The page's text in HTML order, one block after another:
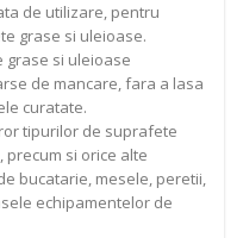
de utilizare, pentru
grase si uleioase.
grase si uleioase
de mancare, fara a lasa
curatate.
tipurilor de suprafete
si orice alte
bucatarie, mesele, peretii,
echipamentelor de